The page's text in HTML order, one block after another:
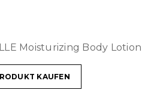
Moisturizing Body Lotion
KAUFEN